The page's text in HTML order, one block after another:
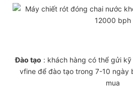
Đào tạo : khách hàng có thể gửi
vfine để đào tạo trong 7-10 ngày
mua